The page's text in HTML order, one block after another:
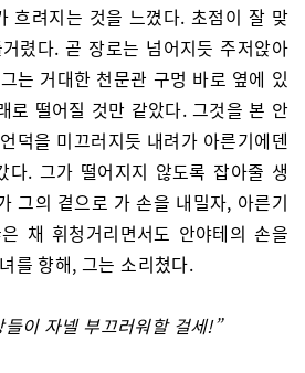
흐려지는 것을 느꼈다. 초점이 잘 맞
렸다. 곧 장로는 넘어지듯 주저앉아
는 거대한 천문관 구멍 바로 옆에 있
로 떨어질 것만 같았다. 그것을 본 안
덕을 미끄러지듯 내려가 아른기에덴
다. 그가 떨어지지 않도록 잡아줄 생
그의 곁으로 가 손을 내밀자, 아른기
채 휘청거리면서도 안야테의 손을
를 향해, 그는 소리쳤다.
이 자넬 부끄러워할 걸세!”